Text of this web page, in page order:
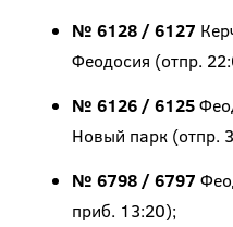
№ 6128 / 6127
Феодосия (отпр.
№ 6126 / 6125
Новый парк (отпр.
№ 6798 / 6797
приб. 13:20);